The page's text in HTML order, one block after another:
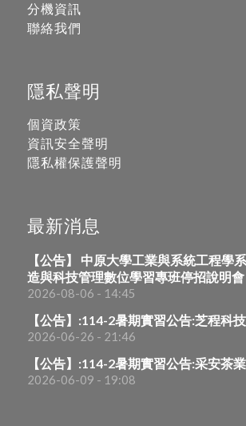
分機資訊
聯絡我們
隱私聲明
個資政策
資訊安全聲明
隱私權保護聲明
最新消息
【公告】 中原大學工業與系統工程學
造與科技管理數位學習專班停招說明會
2026-08-06 - 14:45
【公告】:114-2暑期實習公告:芝程科
2026-06-26 - 21:46
【公告】:114-2暑期實習公告:采安茶
2026-06-09 - 19:08